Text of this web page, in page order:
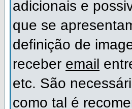
adicionais e
que se
definição de
receber email
etc. São
como tal é